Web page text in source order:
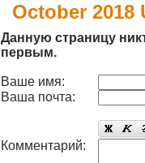
October 2018
Данную страницу
первым.
Ваше имя:
Ваша почта:
Комментарий: